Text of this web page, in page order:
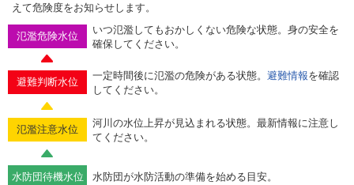
えて危険度をお知らせします。
氾濫危険水位
いつ氾濫してもおかしくない危険な状態。身の安全を
確保してください。
避難判断水位
一定時間後に氾濫の危険がある状態。 避難情報を確認
してください。
氾濫注意水位
河川の水位上昇が見込まれる状態。最新情報に注意し
てください。
水防団待機水位 水防団が水防活動の準備を始める目安。